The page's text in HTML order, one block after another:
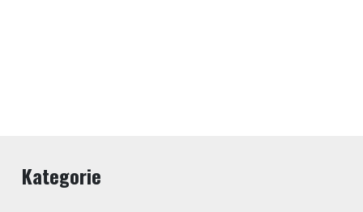
Kategorie